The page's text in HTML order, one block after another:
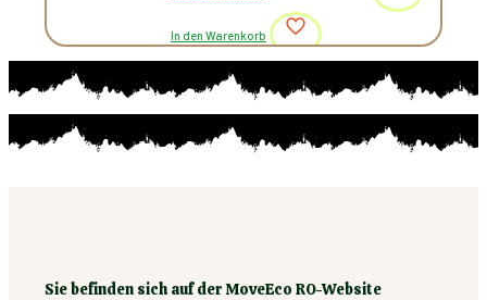
In den Warenkorb
Sie befinden sich auf der MoveEco RO-Website